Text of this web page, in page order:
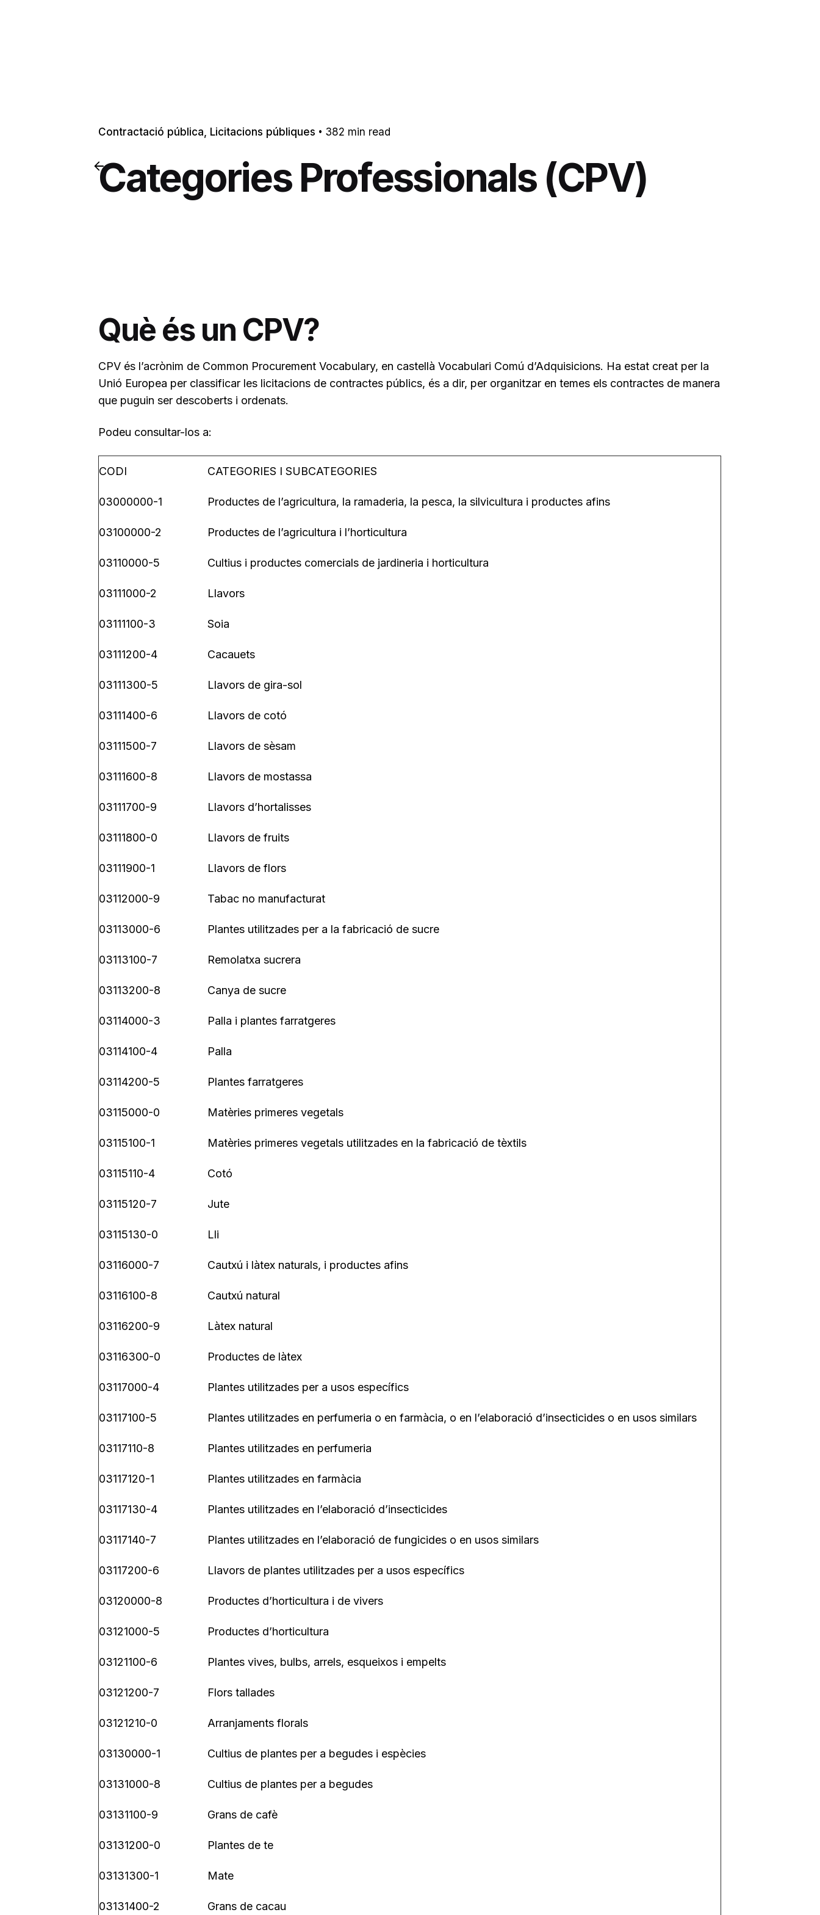
Contractació pública Licitacions públiques 382 min read
Categories Professionals (CPV)
Què és un CPV?
CPV és l’acrònim de Common Procurement Vocabulary, en castellà Vocabulari Comú d’Adquisicions. Ha estat creat per la
Unió Europea per classificar les licitacions de contractes públics, és a dir, per organitzar en temes els contractes de manera
que puguin ser descoberts i ordenats.
Podeu consultar-los a:
CODI CATEGORIES I SUBCATEGORIES
03000000-1 Productes de l’agricultura, la ramaderia, la pesca, la silvicultura i productes afins
03100000-2 Productes de l’agricultura i l’horticultura
03110000-5 Cultius i productes comercials de jardineria i horticultura
03111000-2 Llavors
03111100-3 Soia
03111200-4 Cacauets
03111300-5 Llavors de gira-sol
03111400-6 Llavors de cotó
03111500-7 Llavors de sèsam
03111600-8 Llavors de mostassa
03111700-9 Llavors d’hortalisses
03111800-0 Llavors de fruits
03111900-1 Llavors de flors
03112000-9 Tabac no manufacturat
03113000-6 Plantes utilitzades per a la fabricació de sucre
03113100-7 Remolatxa sucrera
03113200-8 Canya de sucre
03114000-3 Palla i plantes farratgeres
03114100-4 Palla
03114200-5 Plantes farratgeres
03115000-0 Matèries primeres vegetals
03115100-1 Matèries primeres vegetals utilitzades en la fabricació de tèxtils
03115110-4 Cotó
03115120-7 Jute
03115130-0 Lli
03116000-7 Cautxú i làtex naturals, i productes afins
03116100-8 Cautxú natural
03116200-9 Làtex natural
03116300-0 Productes de làtex
03117000-4 Plantes utilitzades per a usos específics
03117100-5 Plantes utilitzades en perfumeria o en farmàcia, o en l’elaboració d’insecticides o en usos similars
03117110-8 Plantes utilitzades en perfumeria
03117120-1 Plantes utilitzades en farmàcia
03117130-4 Plantes utilitzades en l’elaboració d’insecticides
03117140-7 Plantes utilitzades en l’elaboració de fungicides o en usos similars
03117200-6 Llavors de plantes utilitzades per a usos específics
03120000-8 Productes d’horticultura i de vivers
03121000-5 Productes d’horticultura
03121100-6 Plantes vives, bulbs, arrels, esqueixos i empelts
03121200-7 Flors tallades
03121210-0 Arranjaments florals
03130000-1 Cultius de plantes per a begudes i espècies
03131000-8 Cultius de plantes per a begudes
03131100-9 Grans de cafè
03131200-0 Plantes de te
03131300-1 Mate
03131400-2 Grans de cacau